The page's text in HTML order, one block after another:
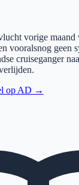
vorige
vooralsnog geen
cruiseganger
op AD →